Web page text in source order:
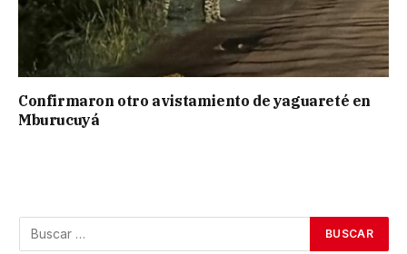
Confirmaron otro avistamiento de yaguareté en
Mburucuyá